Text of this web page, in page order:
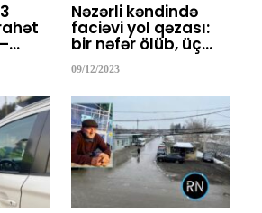
Nəzərli kəndində
faciəvi yol qəzası:
bir nəfər ölüb, üç…
09/12/2023